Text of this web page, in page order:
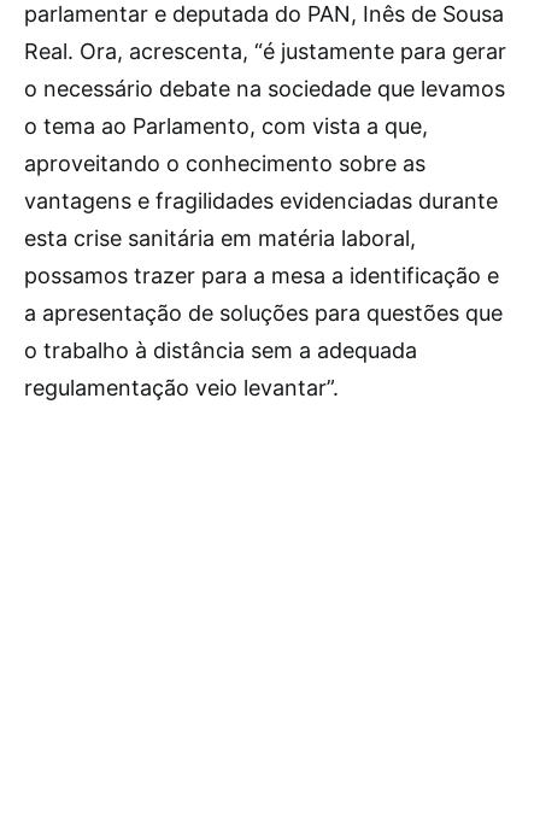
parlamentar e deputada do PAN, Inês de Sousa
Real. Ora, acrescenta, “é justamente para gerar
o necessário debate na sociedade que levamos
o tema ao Parlamento, com vista a que,
aproveitando o conhecimento sobre as
vantagens e fragilidades evidenciadas durante
esta crise sanitária em matéria laboral,
possamos trazer para a mesa a identificação e
a apresentação de soluções para questões que
o trabalho à distância sem a adequada
regulamentação veio levantar”.